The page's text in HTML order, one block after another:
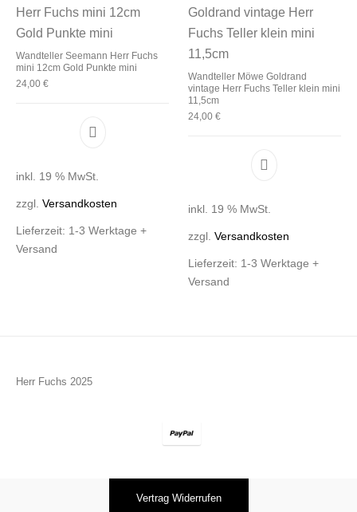
Wandteller Seemann Herr Fuchs
mini 12cm Gold Punkte mini
24,00€
inkl. 19 % MwSt.
zzgl.Versandkosten
Lieferzeit: 1-3 Werktage +
Versand
Wandteller Möwe Goldrand
vintage Herr Fuchs Teller klein mini
11,5cm
24,00 €
inkl. 19 % MwSt.
zzgl. Versandkosten
Lieferzeit: 1-3 Werktage +
Versand
Herr Fuchs 2025
Vertrag Widerrufen